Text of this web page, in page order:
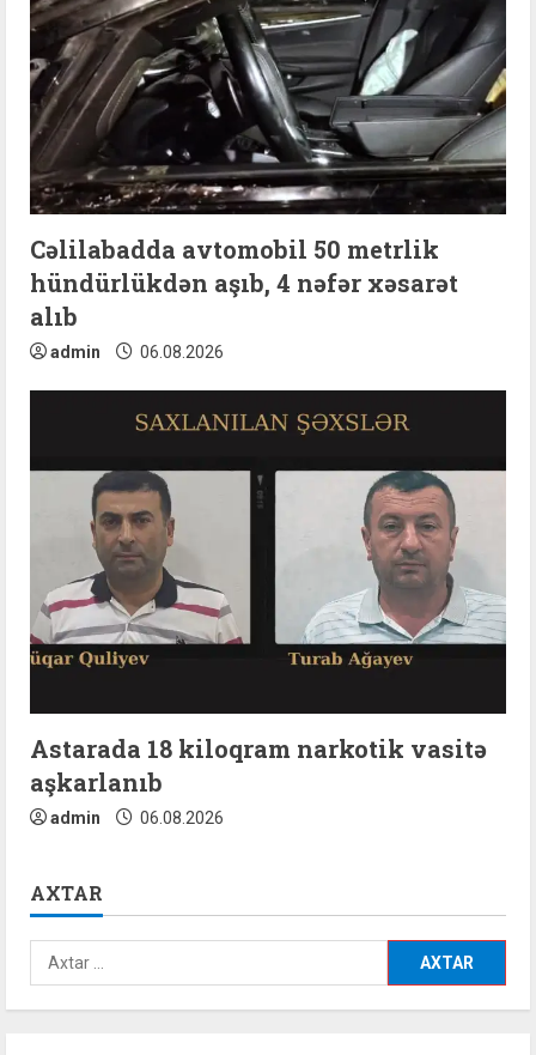
Cəlilabadda avtomobil 50 metrlik
hündürlükdən aşıb, 4 nəfər xəsarət
alıb
admin 06.08.2026
Astarada 18 kiloqram narkotik vasitə
aşkarlanıb
admin 06.08.2026
AXTAR
Axtarış: